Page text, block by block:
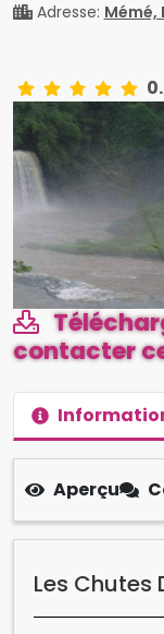
Adresse: Mémé,
contacter
Aperçu
Les Chutes